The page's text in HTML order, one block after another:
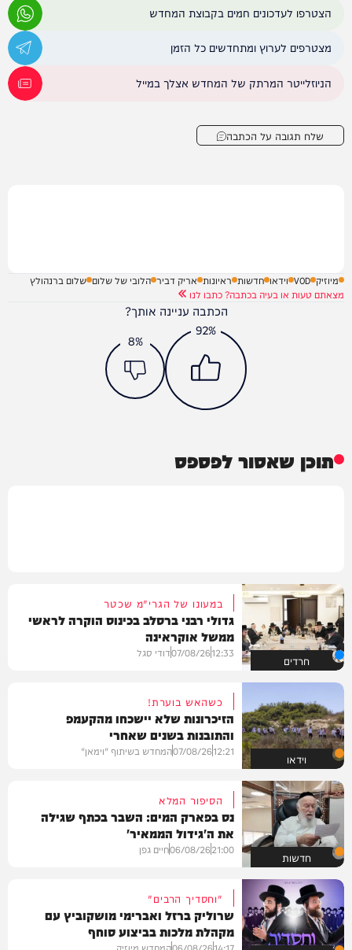
הצטרפו לעדכונים חמים בקבוצת המחדש
מצטרפים לערוץ ומתחדשים כל הזמן
הניוזלייטר המרתק של המחדש אצלך במייל
שלח תגובה על הכתבה
מיוזיק VOD וידאו חדשות ראיונות אריק דביר הלובי של שלום שלום ברנהולץ
מצאתם טעות או בעיה בכתבה? כתבו לנו
הכתבה עניינה אותך?
92%
8%
תוכן שאסור לפספס
חרדים
במעונו של הגרי"מ שכטר
גדולי רבני ברסלב בכינוס הוקרה לראשי
ממשל אוקראינה
12:33
07/08/26דודי סגל
וידאו
כשהאש בוערת!
הזיכרונות שלא יישכחו מהקעמפ
והתובנות בשנים שאחרי
12:21
07/08/26המחדש בשיתוף "וימאן"
חדשות
הסיפור המלא
נס בפארק המים: השבר בכתף שגילה
את ה'גידול הממאיר'
21:00
06/08/26חיים גפן
"וחסדיך הרבים"
שרוליק ברזל ואברימי מושקוביץ עם
מקהלת מלכות בביצוע סוחף